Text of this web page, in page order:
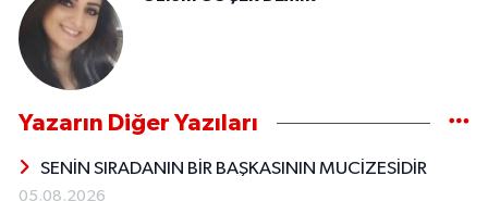
Yazarın Diğer Yazıları
SENİN SIRADANIN BİR BAŞKASININ MUCİZESİDİR
05.08.2026